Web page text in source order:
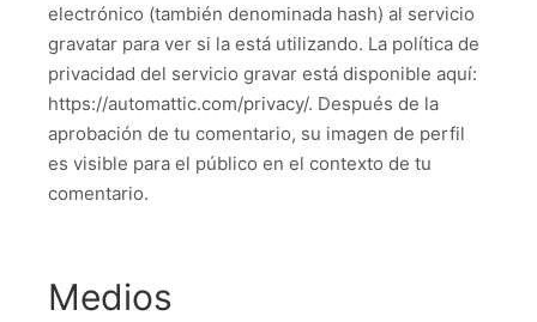
electrónico (también denominada hash) al servicio
gravatar para ver si la está utilizando. La política de
privacidad del servicio gravar está disponible aquí:
https://automattic.com/privacy/. Después de la
aprobación de tu comentario, su imagen de perfil
es visible para el público en el contexto de tu
comentario.
Medios